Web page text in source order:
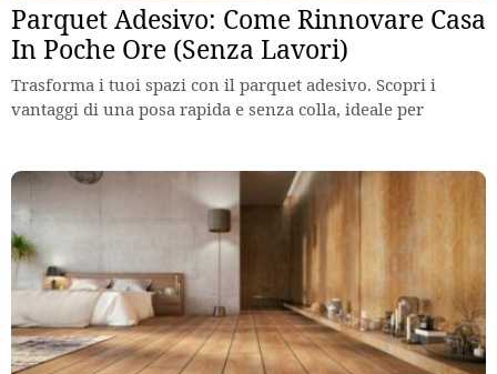
Parquet Adesivo: Come Rinnovare Casa
In Poche Ore (Senza Lavori)
Trasforma i tuoi spazi con il parquet adesivo. Scopri i
vantaggi di una posa rapida e senza colla, ideale per